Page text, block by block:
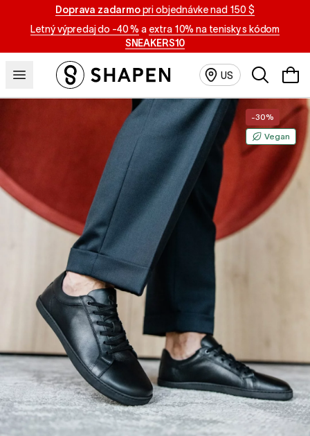
Doprava zadarmopri objednávke nad 150 $
Letný výpredaj do -40 % a extra 10% na tenisky s kódom
SNEAKERS10
US
-30%
Vegan